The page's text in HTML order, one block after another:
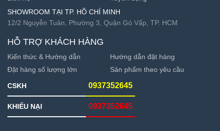
SHOWROOM TẠI TP. HỒ CHÍ MINH
12/2 Nguyễn Tuân, Phường 3, Quận Gò Vấp, TP. HCM
HỖ TRỢ KHÁCH HÀNG
Kiến thức & Hướng dẫn
Hướng dẫn đặt hàng
Đặt hàng số lượng lớn
Sản phẩm theo yêu cầu
CSKH 0937352645
KHIẾU NẠI 0937352645